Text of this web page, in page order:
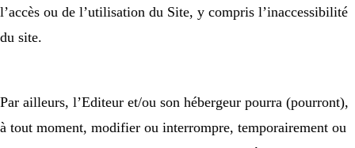
l’accès ou de l’utilisation du Site, y compris l’inaccessibilité
du site.
Par ailleurs, l’Editeur et/ou son hébergeur pourra (pourront),
à tout moment, modifier ou interrompre, temporairement ou